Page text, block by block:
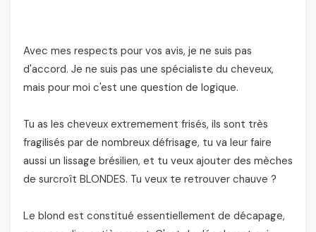
Avec mes respects pour vos avis, je ne suis pas
d'accord. Je ne suis pas une spécialiste du cheveux,
mais pour moi c'est une question de logique.
Tu as les cheveux extremement frisés, ils sont très
fragilisés par de nombreux défrisage, tu va leur faire
aussi un lissage brésilien, et tu veux ajouter des mèches
de surcroît BLONDES. Tu veux te retrouver chauve ?
Le blond est constitué essentiellement de décapage,